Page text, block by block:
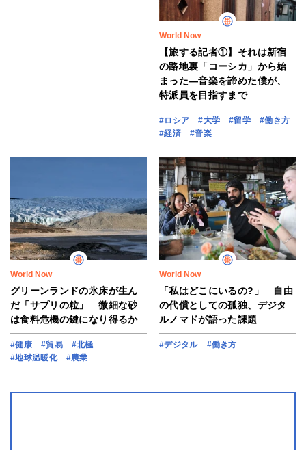
World Now
【旅する記者①】それは新宿
の路地裏「コーシカ」から始
まった―音楽を諦めた僕が、
特派員を目指すまで
#ロシア #大学 #留学
#働き方
#経済
#音楽
World Now
グリーンランドの氷床が生ん
だ「サプリの粒」 微細な砂
は食料危機の鍵になり得るか
#健康 #貿易
#北極
#地球温暖化
#農業
World Now
「私はどこにいるの?」 自由
の代償としての孤独、デジタ
ルノマドが語った課題
#デジタル #働き方